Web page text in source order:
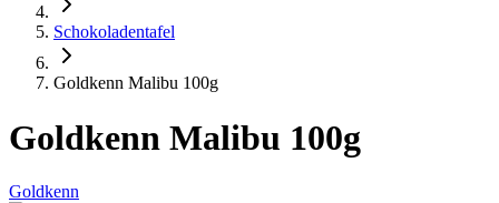
Schokoladentafel
Goldkenn Malibu 100g
Goldkenn Malibu 100g
Goldkenn